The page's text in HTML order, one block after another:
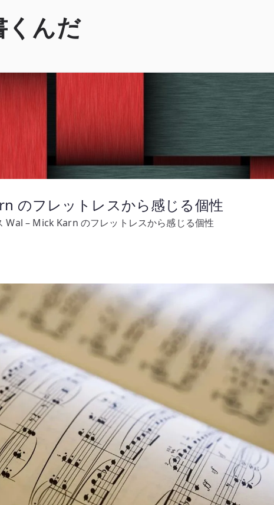
くんだ
のフレットレスから感じる個性
Wal – Mick Karn のフレットレスから感じる個性